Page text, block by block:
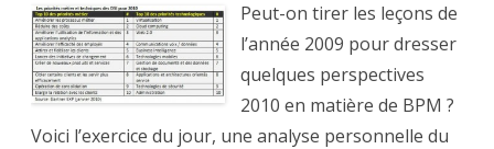
BPM
en
2010,
constat
et
perspectives
Peut-on tirer les leçons de
l’année 2009 pour dresser
quelques perspectives
2010 en matière de BPM ?
Voici l’exercice du jour, une analyse personnelle du